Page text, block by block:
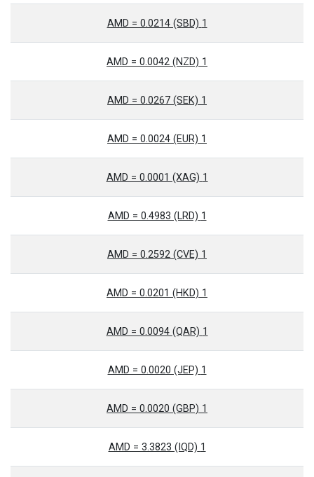
1 AMD = 0.0214 (SBD)
1 AMD = 0.0042 (NZD)
1 AMD = 0.0267 (SEK)
1 AMD = 0.0024 (EUR)
1 AMD = 0.0001 (XAG)
1 AMD = 0.4983 (LRD)
1 AMD = 0.2592 (CVE)
1 AMD = 0.0201 (HKD)
1 AMD = 0.0094 (QAR)
1 AMD = 0.0020 (JEP)
1 AMD = 0.0020 (GBP)
1 AMD = 3.3823 (IQD)